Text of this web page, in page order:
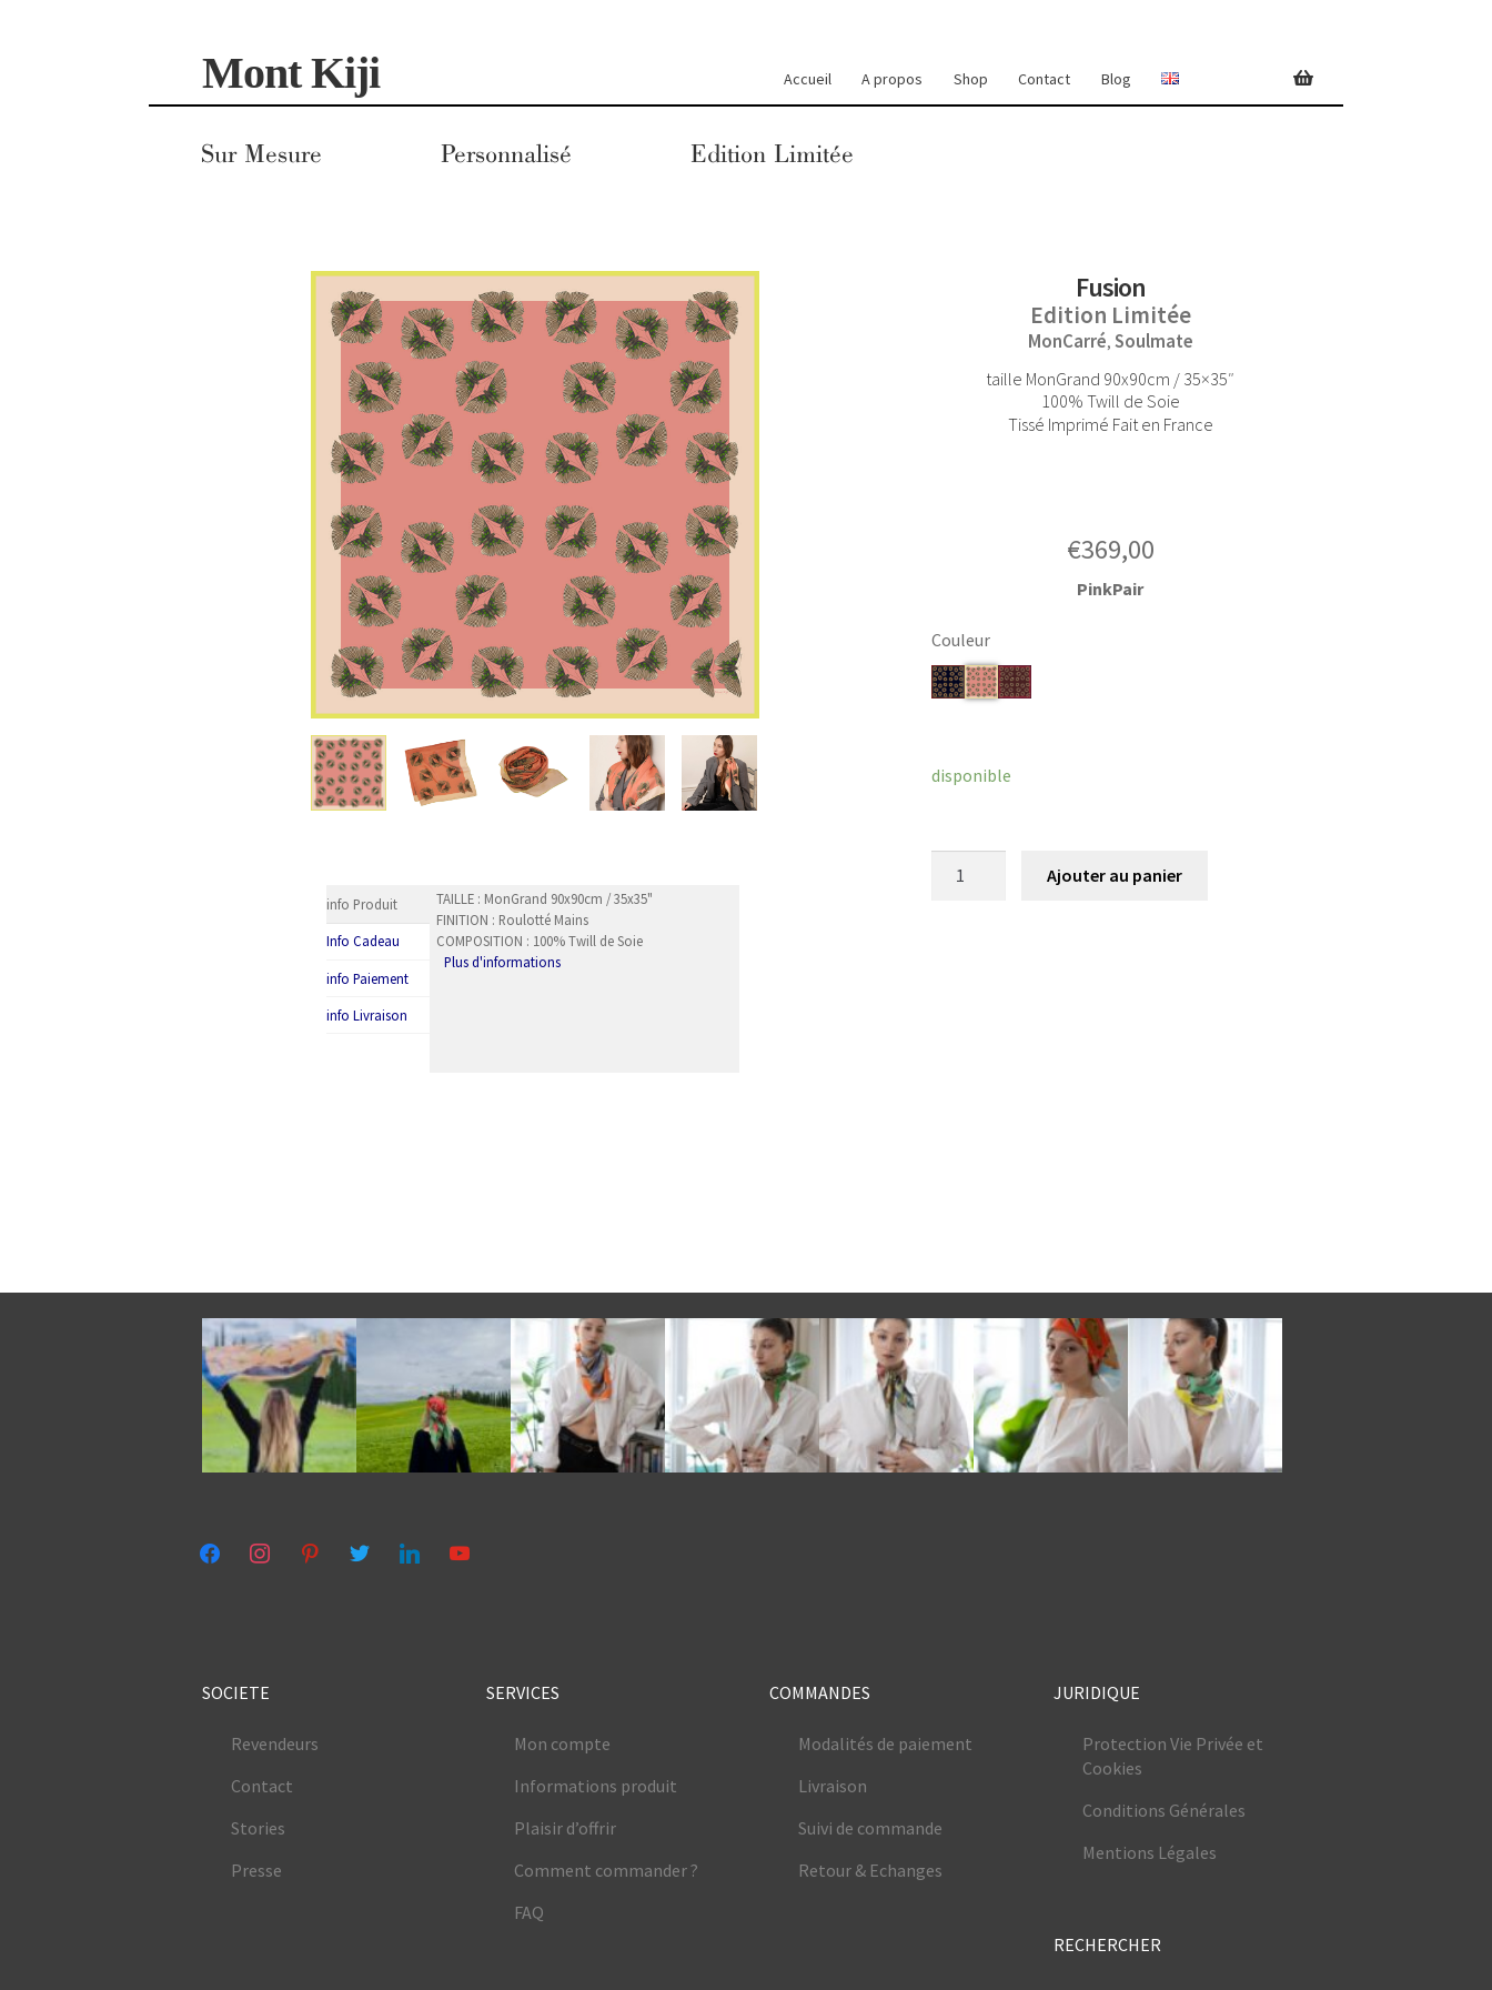
Aller
à
la
navigation
Aller
au
contenu
Mont Kiji Accueil A propos Shop Contact Blog
Sur Mesure Personnalisé Edition Limitée
Fusion
Edition Limitée
MonCarré, Soulmate
taille MonGrand 90x90cm / 35×35″
100% Twill de Soie
Tissé Imprimé Fait en France
€369,00
Couleur
Effacer
PinkPair
disponible
Ajouter au panier
info Produit
Info Cadeau
info Paiement
info Livraison
TAILLE : MonGrand 90x90cm / 35x35"
FINITION : Roulotté Mains
COMPOSITION : 100% Twill de Soie
Plus d'informations
facebookinstagrampinteresttwitter linkedinyoutube
SOCIETE
Revendeurs
Contact
Stories
Presse
SERVICES
Mon compte
Informations produit
Plaisir d’offrir
Comment commander ?
FAQ
COMMANDES
Modalités de paiement
Livraison
Suivi de commande
Retour & Echanges
JURIDIQUE
Protection Vie Privée et
Cookies
Conditions Générales
Mentions Légales
RECHERCHER